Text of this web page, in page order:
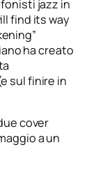
jazz in
find its way
ha creato
sul finire in
cover
a un